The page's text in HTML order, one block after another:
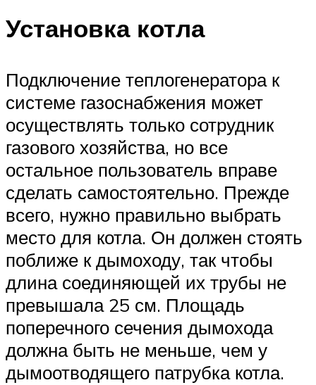
Установка котла
Подключение теплогенератора к
системе газоснабжения может
осуществлять только сотрудник
газового хозяйства, но все
остальное пользователь вправе
сделать самостоятельно. Прежде
всего, нужно правильно выбрать
место для котла. Он должен стоять
поближе к дымоходу, так чтобы
длина соединяющей их трубы не
превышала 25 см. Площадь
поперечного сечения дымохода
должна быть не меньше, чем у
дымоотводящего патрубка котла.